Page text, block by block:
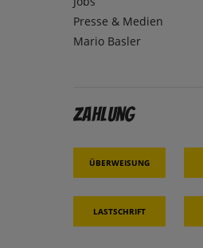
Presse & Medien
Mario Basler
Zahlung
Überweisung
Lastschrift